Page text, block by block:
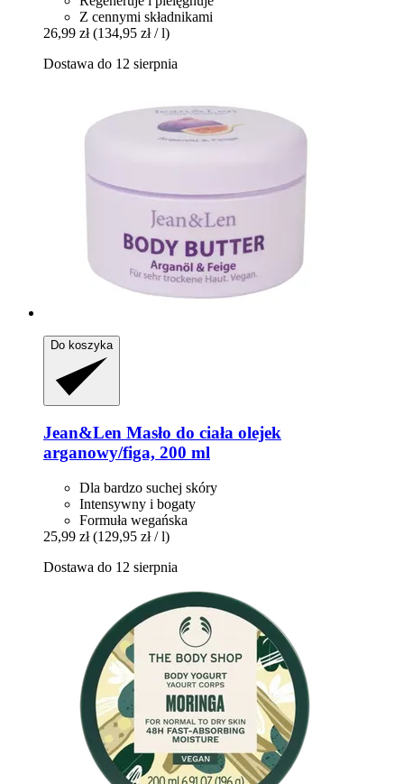
Z cennymi składnikami
26,99 zł (134,95 zł / l)
Dostawa do 12 sierpnia
Do koszyka
Jean&Len Masło do ciała olejek
arganowy/figa, 200 ml
Dla bardzo suchej skóry
Intensywny i bogaty
Formuła wegańska
25,99 zł (129,95 zł / l)
Dostawa do 12 sierpnia